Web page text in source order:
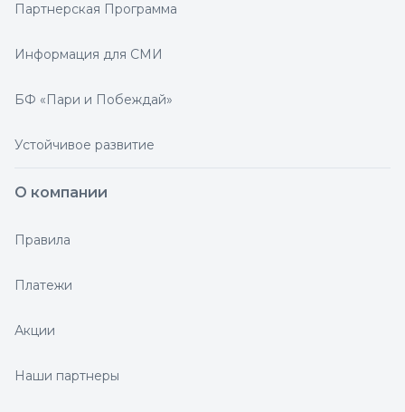
Партнерская Программа
Информация для СМИ
БФ «Пари и Побеждай»
Устойчивое развитие
О компании
Правила
Платежи
Акции
Наши партнеры